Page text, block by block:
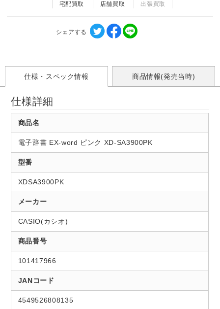
宅配買取 店舗買取 出張買取
シェアする
仕様・スペック情報 商品情報(発売当時)
仕様詳細
商品名
電子辞書 EX-word ピンク XD-SA3900PK
型番
XDSA3900PK
メーカー
CASIO(カシオ)
商品番号
101417966
JANコード
4549526808135